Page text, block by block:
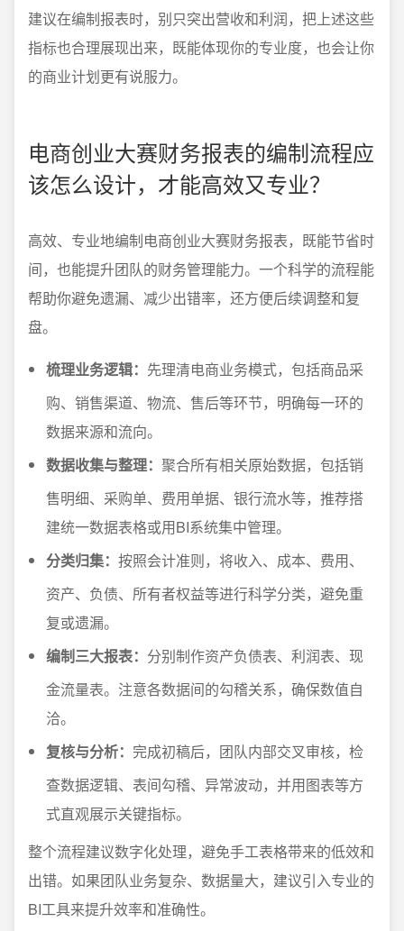
建议在编制报表时，别只突出营收和利润，把上述这些
指标也合理展现出来，既能体现你的专业度，也会让你
的商业计划更有说服力。
电商创业大赛财务报表的编制流程应
该怎么设计，才能高效又专业？
高效、专业地编制电商创业大赛财务报表，既能节省时
间，也能提升团队的财务管理能力。一个科学的流程能
帮助你避免遗漏、减少出错率，还方便后续调整和复
盘。
梳理业务逻辑： 先理清电商业务模式，包括商品采
购、销售渠道、物流、售后等环节，明确每一环的
数据来源和流向。
数据收集与整理： 聚合所有相关原始数据，包括销
售明细、采购单、费用单据、银行流水等，推荐搭
建统一数据表格或用BI系统集中管理。
分类归集： 按照会计准则，将收入、成本、费用、
资产、负债、所有者权益等进行科学分类，避免重
复或遗漏。
编制三大报表： 分别制作资产负债表、利润表、现
金流量表。注意各数据间的勾稽关系，确保数值自
洽。
复核与分析： 完成初稿后，团队内部交叉审核，检
查数据逻辑、表间勾稽、异常波动，并用图表等方
式直观展示关键指标。
整个流程建议数字化处理，避免手工表格带来的低效和
出错。如果团队业务复杂、数据量大，建议引入专业的
BI工具来提升效率和准确性。